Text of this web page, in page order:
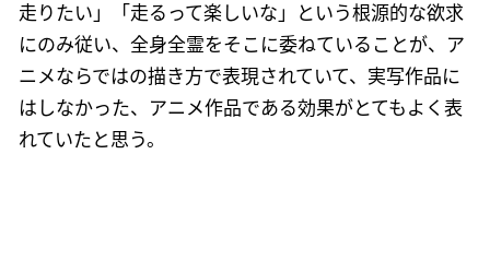
走りたい」「走るって楽しいな」という根源的な欲求
にのみ従い、全身全霊をそこに委ねていることが、ア
ニメならではの描き方で表現されていて、実写作品に
はしなかった、アニメ作品である効果がとてもよく表
れていたと思う。